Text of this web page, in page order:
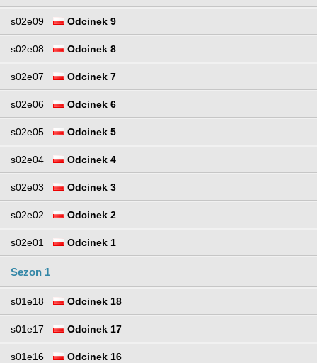
s02e09 Odcinek 9
s02e08 Odcinek 8
s02e07 Odcinek 7
s02e06 Odcinek 6
s02e05 Odcinek 5
s02e04 Odcinek 4
s02e03 Odcinek 3
s02e02 Odcinek 2
s02e01 Odcinek 1
Sezon 1
s01e18 Odcinek 18
s01e17 Odcinek 17
s01e16 Odcinek 16